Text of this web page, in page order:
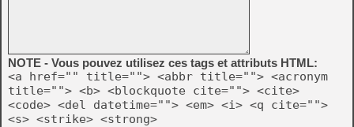
NOTE - Vous pouvez utilisez ces tags et attributs HTML:
<a href="" title=""> <abbr title=""> <acronym
title=""> <b> <blockquote cite=""> <cite>
<code> <del datetime=""> <em> <i> <q cite="">
<s> <strike> <strong>